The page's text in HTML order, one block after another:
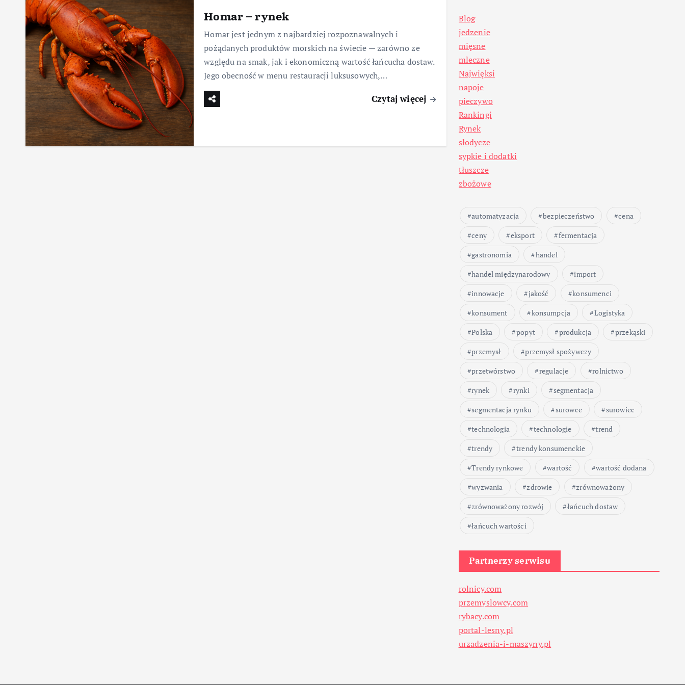
Homar – rynek
Homar jest jednym z najbardziej rozpoznawalnych i
pożądanych produktów morskich na świecie — zarówno ze
względu na smak, jak i ekonomiczną wartość łańcucha dostaw.
Jego obecność w menu restauracji luksusowych,…
Czytaj więcej
Blog
jedzenie
mięsne
mleczne
Najwięksi
napoje
pieczywo
Rankingi
Rynek
słodycze
sypkie i dodatki
tłuszcze
zbożowe
automatyzacja bezpieczeństwo
cena
ceny
eksport
fermentacja
gastronomia
handel
handel międzynarodowy
import
innowacje
jakość
konsumenci
konsument
konsumpcja
Logistyka
Polska
popyt produkcja
przekąski
przemysł
przemysł spożywczy
przetwórstwo
regulacje
rolnictwo
rynek
rynki
segmentacja
segmentacja rynku
surowce
surowiec
technologia
technologie
trend
trendy
trendy konsumenckie
Trendy rynkowe
wartość
wartość dodana
wyzwania
zdrowie
zrównoważony
zrównoważony rozwój
łańcuch dostaw
łańcuch wartości
Partnerzy serwisu
rolnicy.com
przemyslowcy.com
rybacy.com
portal-lesny.pl
urzadzenia-i-maszyny.pl